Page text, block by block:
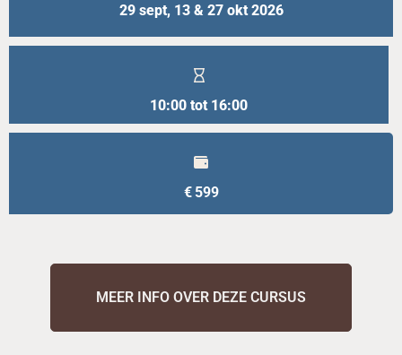
29 sept, 13 & 27 okt 2026
10:00 tot 16:00
€ 599
MEER INFO OVER DEZE CURSUS